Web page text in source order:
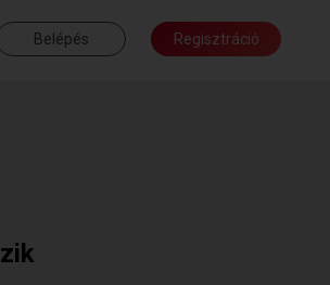
Belépés Regisztráció